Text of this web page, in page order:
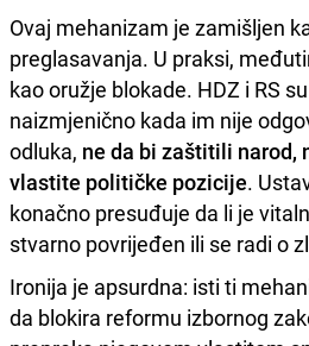
Ovaj mehanizam je zamišljen
preglasavanja. U praksi,
kao oružje blokade. HDZ i RS
naizmjenično kada im nije
odluka, ne da bi zaštitili narod,
vlastite političke pozicije.
konačno presuđuje da li je
stvarno povrijeđen ili se radi o
Ironija je apsurdna: isti ti
da blokira reformu izbornog